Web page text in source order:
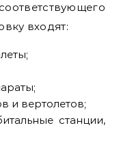
входят:
и вертолетов;
станции,